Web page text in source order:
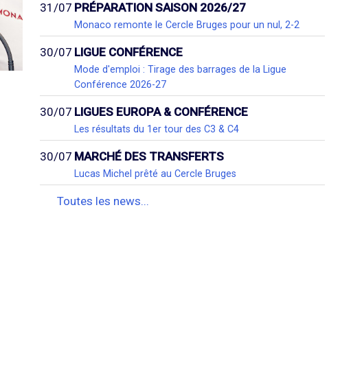
31/07 PRÉPARATION SAISON 2026/27
Monaco remonte le Cercle Bruges pour un nul, 2-2
30/07 LIGUE CONFÉRENCE
Mode d'emploi : Tirage des barrages de la Ligue
Conférence 2026-27
30/07 LIGUES EUROPA & CONFÉRENCE
Les résultats du 1er tour des C3 & C4
30/07 MARCHÉ DES TRANSFERTS
Lucas Michel prêté au Cercle Bruges
Toutes les news...